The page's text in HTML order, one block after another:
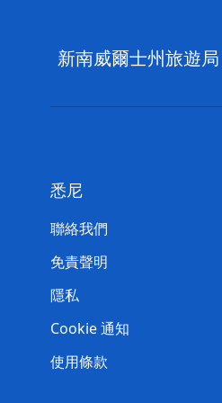
新南威爾士州旅遊
悉尼
聯絡我們
免責聲明
隱私
Cookie 通知
使用條款